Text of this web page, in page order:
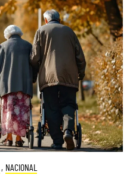
, NACIONAL